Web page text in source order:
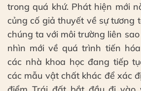
trong quá khứ. Phát hiện mới
củng cố giả thuyết về sự tương
chúng ta với môi trường liên
nhìn mới về quá trình tiến
các nhà khoa học đang tiếp
các mẫu vật chất khác để xác